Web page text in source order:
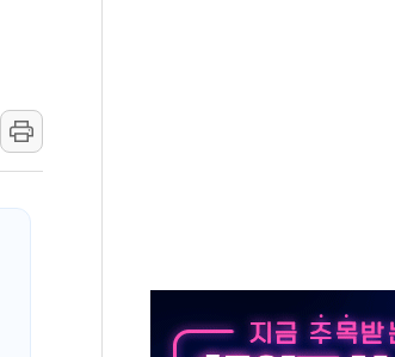
지작…공습 한계·탄약 부족 현실화
당 최대 50㎜ 폭우…강원 동해안 강한 비 이어져
기림의 날 참석..."국제적 시민 연대로 목소리 내야"